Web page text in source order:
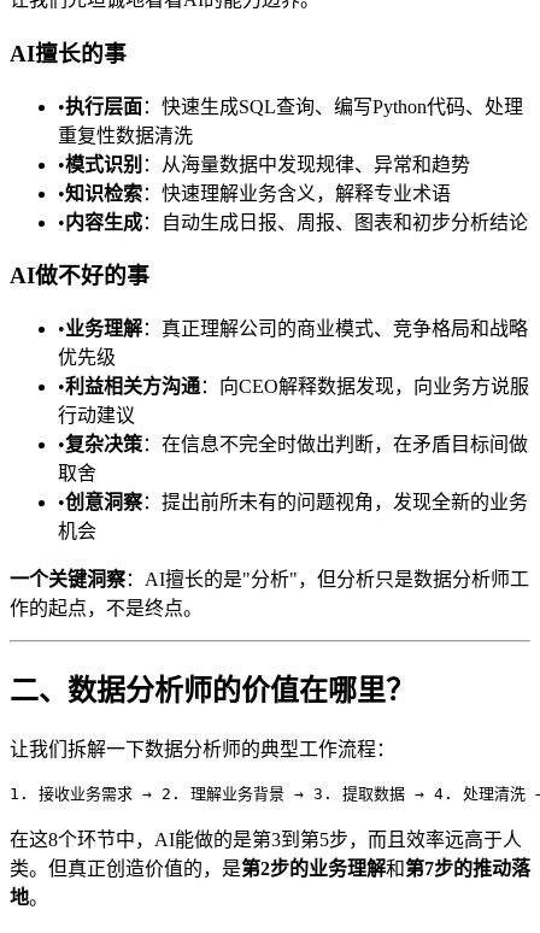
AI擅长的事
•执行层面：快速生成SQL查询、编写Python代码、处理
重复性数据清洗
•模式识别 ：从海量数据中发现规律、异常和趋势
•知识检索：快速理解业务含义，解释专业术语
•内容生成：自动生成日报、周报、图表和初步分析结论
AI做不好的事
•业务理解：真正理解公司的商业模式、竞争格局和战略
优先级
•利益相关方沟通：向CEO解释数据发现，向业务方说服
行动建议
•复杂决策：在信息不完全时做出判断，在矛盾目标间做
取舍
•创意洞察：提出前所未有的问题视角，发现全新的业务
机会
一个关键洞察：AI擅长的是"分析"，但分析只是数据分析师工
作的起点，不是终点。
二、数据分析师的价值在哪里？
让我们拆解一下数据分析师的典型工作流程：
在这8个环节中，AI能做的是第3到第5步，而且效率远高于人
类。但真正创造价值的，是第2步的业务理解和第7步的推动落
地。